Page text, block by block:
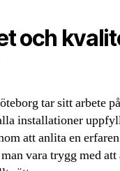
och
tar sitt arbete
installationer
att anlita en
vara trygg med